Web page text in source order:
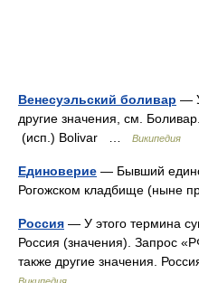
Венесуэльский боливар —
другие значения, см.
(исп.) Bolivar …
Википедия
Единоверие — Бывший
Рогожском кладбище (ныне
Россия — У этого термина
Россия (значения). Запрос
также другие значения.